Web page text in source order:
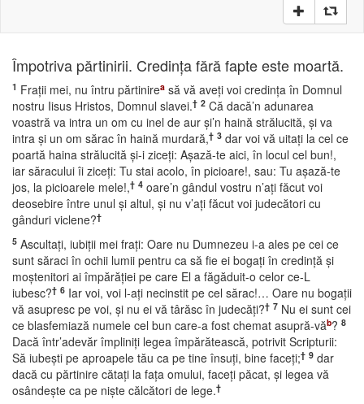
Împotriva părtinirii. Credinţa fără fapte este moartă.
1 Fraţii mei, nu întru părtinirea să vă aveţi voi credinţa în Domnul
nostru Iisus Hristos, Domnul slavei.† 2 Că dacă’n adunarea
voastră va intra un om cu inel de aur şi’n haină strălucită, şi va
intra şi un om sărac în haină murdară,† 3 dar voi vă uitaţi la cel ce
poartă haina strălucită şi-i ziceţi: Aşază-te aici, în locul cel bun!,
iar săracului îi ziceţi: Tu stai acolo, în picioare!, sau: Tu aşază-te
jos, la picioarele mele!,† 4 oare’n gândul vostru n’aţi făcut voi
deosebire între unul şi altul, şi nu v’aţi făcut voi judecători cu
gânduri viclene?†
5 Ascultaţi, iubiţii mei fraţi: Oare nu Dumnezeu i-a ales pe cei ce
sunt săraci în ochii lumii pentru ca să fie ei bogaţi în credinţă şi
moştenitori ai împărăţiei pe care El a făgăduit-o celor ce-L
iubesc?† 6 Iar voi, voi l-aţi necinstit pe cel sărac!… Oare nu bogaţii
vă asupresc pe voi, şi nu ei vă târăsc în judecăţi?† 7 Nu ei sunt cei
ce blasfemiază numele cel bun care-a fost chemat asupră-văb? 8
Dacă într’adevăr împliniţi legea împărătească, potrivit Scripturii:
Să iubeşti pe aproapele tău ca pe tine însuţi, bine faceţi;† 9 dar
dacă cu părtinire cătaţi la faţa omului, faceţi păcat, şi legea vă
osândeşte ca pe nişte călcători de lege.†